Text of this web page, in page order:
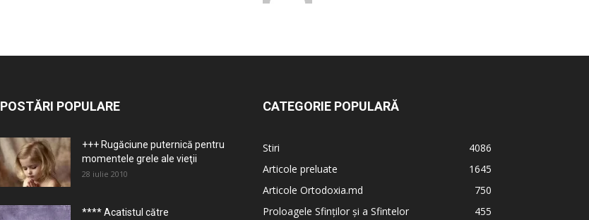
POSTĂRI POPULARE
+++ Rugăciune puternică pentru
momentele grele ale vieţii
28 iulie 2010
**** Acatistul către
CATEGORIE POPULARĂ
Stiri
4086
Articole preluate
1645
Articole Ortodoxia.md
750
Proloagele Sfinților și a Sfintelor
455